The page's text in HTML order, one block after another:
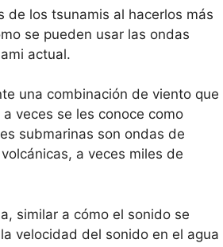
de los tsunamis al hacerlos más
se pueden usar las ondas
actual.
una combinación de viento que
veces se les conoce como
submarinas son ondas de
a veces miles de
similar a cómo el sonido se
velocidad del sonido en el agua